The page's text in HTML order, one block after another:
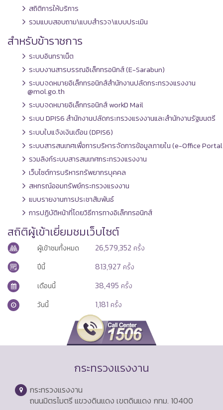
สถิติการให้บริการ
รวมแบบสอบถาม\แบบสำรวจ\แบบประเมิน
สำหรับข้าราชการ
ระบบอินทราเน็ต
ระบบงานสารบรรณอิเล็กทรอนิกส์ (E-Sarabun)
ระบบจดหมายอิเล็กทรอนิกส์สำนักงานปลัดกระทรวงแรงงาน
@mol.go.th
ระบบจดหมายอิเล็กทรอนิกส์ workD Mail
ระบบ DPIS6 สำนักงานปลัดกระทรวงแรงงานและสำนักงานรัฐมนตรี
ระบบใบแจ้งเงินเดือน (DPIS6)
ระบบสารสนเทศเพื่อการบริหารจัดการข้อมูลภายใน (e-Office
รวมลิงก์ระบบสารสนเทศกระทรวงแรงงาน
เว็บไซต์การบริหารทรัพยากรบุคคล
สหกรณ์ออมทรัพย์กระทรวงแรงงาน
แบบรายงานการประชาสัมพันธ์
การปฏิบัติหน้าที่โดยวิธีการทางอิเล็กทรอนิกส์
สถิติผู้เข้าเยี่ยมชมเว็บไซต์
ผู้เข้าชมทั้งหมด 26,579,352 ครั้ง
ปีนี้
813,927 ครั้ง
เดือนนี้
38,495 ครั้ง
วันนี้
1,181 ครั้ง
กระทรวงแรงงาน
กระทรวงแรงงาน
ถนนมิตรไมตรี แขวงดินแดง เขตดินแดง กทม. 10400